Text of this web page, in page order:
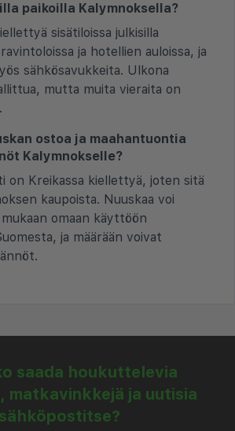
paikoilla Kalymnoksella?
sisätiloissa julkisilla
ja hotellien auloissa, ja
sähkösavukkeita. Ulkona
mutta muita vieraita on
ostoa ja maahantuontia
Kalymnokselle?
on Kreikassa kiellettyä, joten sitä
kaupoista. Nuuskaa voi
omaan käyttöön
ja määrään voivat
saada houkuttelevia
matkavinkkejä ja uutisia
sähköpostitse?